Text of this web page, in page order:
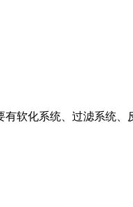
软化系统、过滤系统